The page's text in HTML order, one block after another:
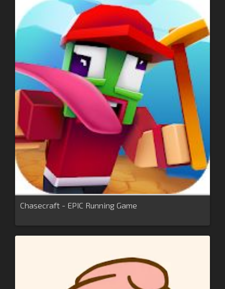
Chaseсraft - EPIC Running Game